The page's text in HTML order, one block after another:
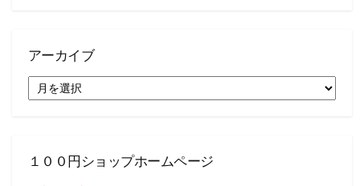
アーカイブ
ー
１００円ショップホームページ